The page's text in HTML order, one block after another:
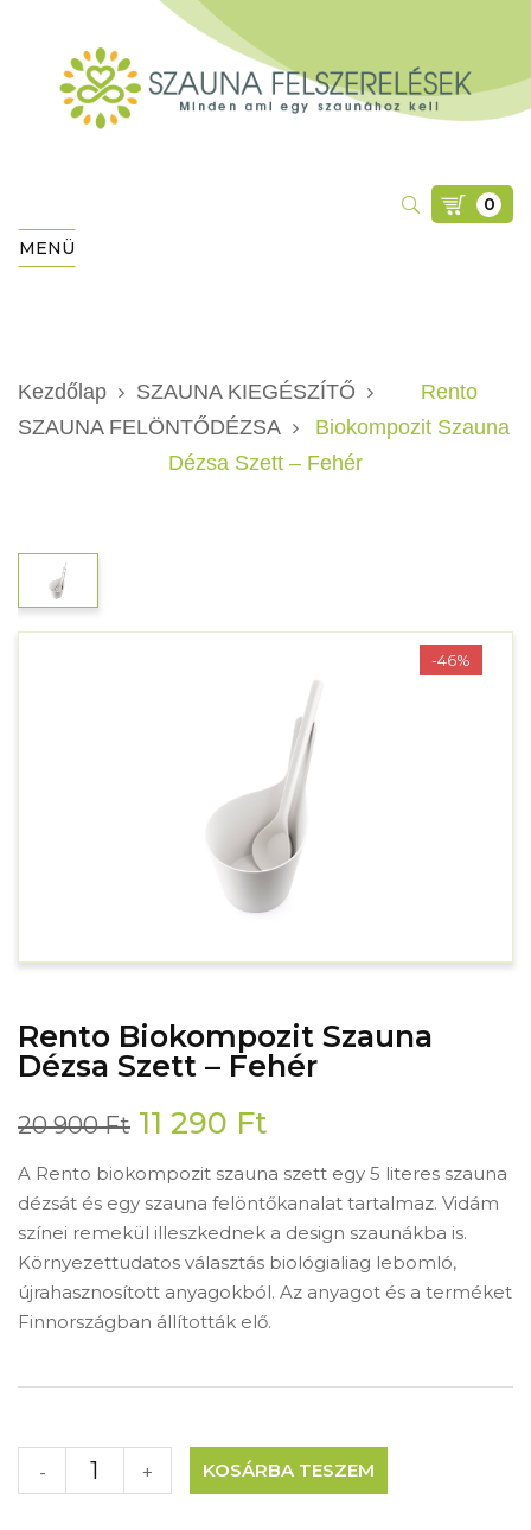
0
MENÜ
Kezdőlap
SZAUNA KIEGÉSZÍTŐ
SZAUNA FELÖNTŐDÉZSA
Rento
Biokompozit Szauna
Dézsa Szett – Fehér
-46%
Rento Biokompozit Szauna
Dézsa Szett – Fehér
20 900Ft Original
was:
20
900 Ft.
11 290 Ft
is:
11
290 Ft.
A Rento biokompozit szauna szett egy 5 literes szauna
dézsát és egy szauna felöntőkanalat tartalmaz. Vidám
színei remekül illeszkednek a design szaunákba is.
Környezettudatos választás biológialiag lebomló,
újrahasznosított anyagokból. Az anyagot és a terméket
Finnországban állították elő.
+
- KOSÁRBA TESZEM